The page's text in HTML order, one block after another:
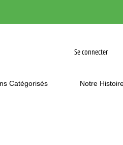
Se connecter
Catégorisés Notre